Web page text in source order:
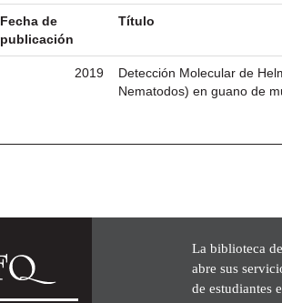
Fecha de
publicación
Título
2019
Detección Molecular de
Nematodos) en guano de
La biblioteca
abre sus
de estudiantes